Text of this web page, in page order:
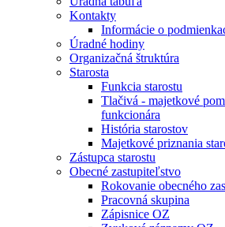
Kontakty
Informácie o
Úradné hodiny
Organizačná štruktúra
Starosta
Funkcia starostu
Tlačivá - majetkové
funkcionára
História starostov
Majetkové priznania
Zástupca starostu
Obecné zastupiteľstvo
Rokovanie obecného
Pracovná skupina
Zápisnice OZ